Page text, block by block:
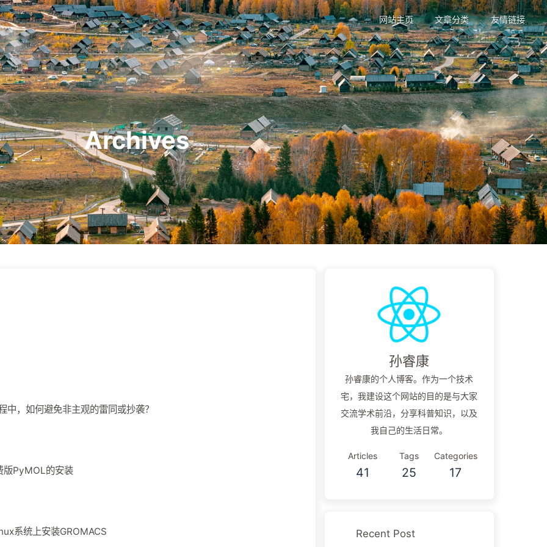
网站主页 文章分类 友情链接
Archives
中，如何避免非主观的雷同或抄袭？
版PyMOL的安装
系统上安装GROMACS
孙睿康
孙睿康的个人博客。作为一个技术
宅，我建设这个网站的目的是与大家
交流学术前沿，分享科普知识，以及
我自己的生活日常。
Articles
41
Tags
25
Categories
17
Recent Post